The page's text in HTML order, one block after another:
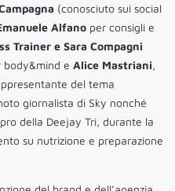
(conosciuto sui social
Alfano per consigli e
Trainer e Sara Compagni
body&mind e Alice Mastriani,
del tema
giornalista di Sky nonché
della Deejay Tri, durante la
su nutrizione e preparazione